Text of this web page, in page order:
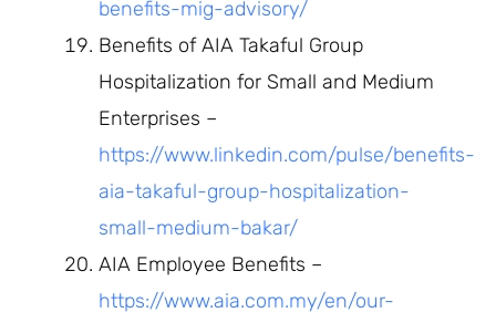
benefits-mig-advisory/
Benefits of AIA Takaful Group
Hospitalization for Small and Medium
Enterprises –
https://www.linkedin.com/pulse/benefits-
aia-takaful-group-hospitalization-
small-medium-bakar/
AIA Employee Benefits –
https://www.aia.com.my/en/our-